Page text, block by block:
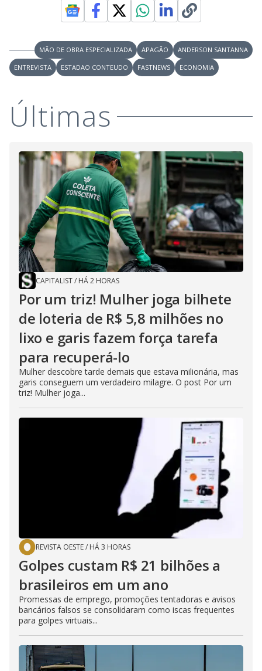
MÃO DE OBRA ESPECIALIZADA APAGÃO
ANDERSON SANTANNA
ENTREVISTA
ESTADAO CONTEUDO FASTNEWS ECONOMIA
Últimas
CAPITALIST/ HÁ 2 HORAS
Por um triz! Mulher joga bilhete
de loteria de R$ 5,8 milhões no
lixo e garis fazem força tarefa
para recuperá-lo
Mulher descobre tarde demais que estava milionária, mas
garis conseguem um verdadeiro milagre. O post Por um
triz! Mulher joga...
REVISTA OESTE/ HÁ 3 HORAS
Golpes custam R$ 21 bilhões a
brasileiros em um ano
Promessas de emprego, promoções tentadoras e avisos
bancários falsos se consolidaram como iscas frequentes
para golpes virtuais...